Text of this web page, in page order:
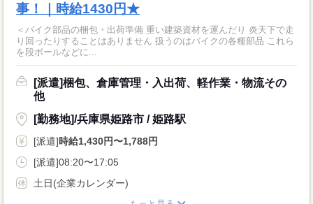
事！｜時給1430円★
＜バイク部品の梱包・出荷準備 重い建築資材を運んだり 炎天下で走
り回ったりすることはありません 扱うのはバイクの各種部品 これら
を段ボールなどに...
[派遣]梱包、倉庫管理・入出荷、軽作業・物流その
他
[勤務地]/兵庫県姫路市 / 姫路駅
[派遣]時給1,430円〜1,788円
[派遣]08:20〜17:05
土日(企業カレンダー)